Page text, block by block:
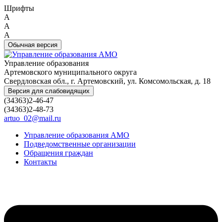
Шрифты
A
A
A
Обычная версия
Управление образования
Артемовского муниципального округа
Свердловская обл., г. Артемовский, ул. Комсомольская, д. 18
Версия для слабовидящих
(34363)2-46-47
(34363)2-48-73
artuo_02@mail.ru
Управление образования АМО
Подведомственные организации
Обращения граждан
Контакты